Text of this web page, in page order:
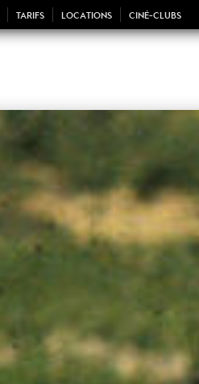
TARIFS LOCATIONS CINÉ-CLUBS